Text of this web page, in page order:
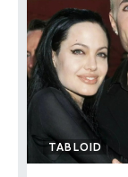
TABLOID